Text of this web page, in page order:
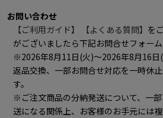
お問い合わせ
【ご利用ガイド】
【よくある質問】 を
がございましたら下記お問合せフォーム
※2026年8月11日(火)～2026年8月16日(
返品交換、一部お問合せ対応を一時休
す。
※ご注文商品の分納発送について、一
送になる関係上、お客様のお手元には